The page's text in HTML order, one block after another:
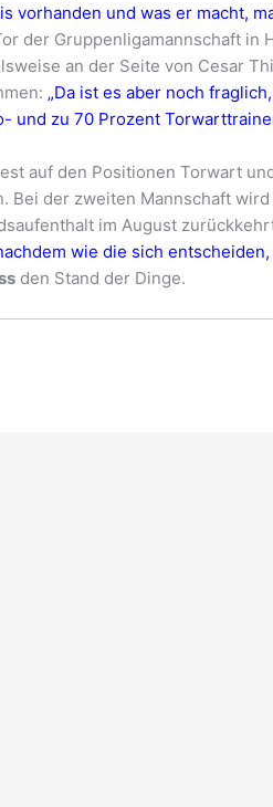
vorhanden und was er macht,
der Gruppenligamannschaft in
an der Seite von Cesar
„Da ist es aber noch
und zu 70 Prozent
auf den Positionen Torwart
Bei der zweiten Mannschaft
im August
wie die sich
den Stand der Dinge.